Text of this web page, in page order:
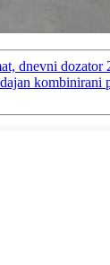
dnevni dozator
kombinirani